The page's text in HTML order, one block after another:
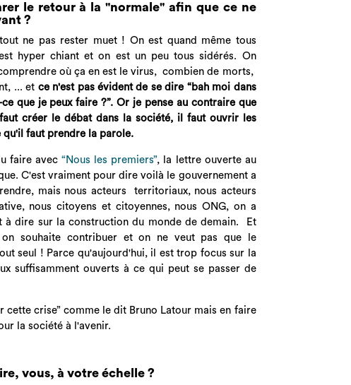
le retour à la "normale" afin que ce ne
?
ne pas rester muet ! On est quand même tous
hyper chiant et on est un peu tous sidérés. On
où ça en est le virus, combien de morts,
... et ce n'est pas évident de se dire “bah moi dans
que je peux faire ?”. Or je pense au contraire que
créer le débat dans la société, il faut ouvrir les
qu'il faut prendre la parole.
faire avec“Nous les premiers”, la lettre ouverte au
C'est vraiment pour dire voilà le gouvernement a
mais nous acteurs territoriaux, nous acteurs
nous citoyens et citoyennes, nous ONG, on a
à dire sur la construction du monde de demain. Et
souhaite contribuer et on ne veut pas que le
seul ! Parce qu'aujourd'hui, il est trop focus sur la
suffisamment ouverts à ce qui peut se passer de
cette crise” comme le dit Bruno Latour mais en faire
la société à l'avenir.
vous, à votre échelle ?